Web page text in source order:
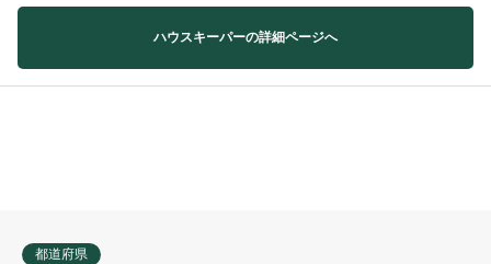
ハウスキーパーの詳細ページへ
都道府県